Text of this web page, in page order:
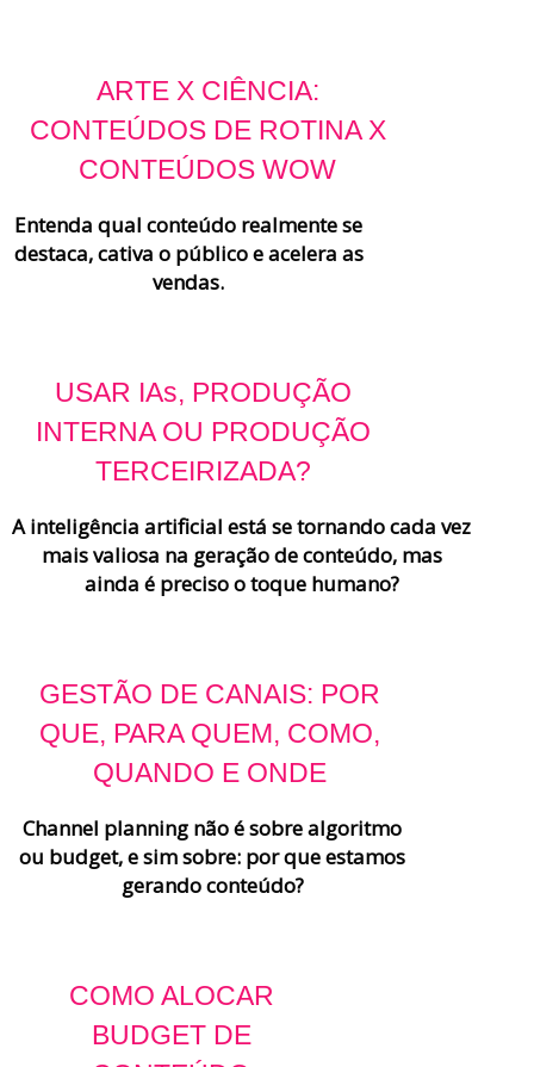
ARTE X CIÊNCIA:
CONTEÚDOS DE ROTINA X
CONTEÚDOS WOW
Entenda qual conteúdo realmente se
destaca, cativa o público e acelera as
vendas.
USAR IAs, PRODUÇÃO
INTERNA OU PRODUÇÃO
TERCEIRIZADA?
A inteligência artificial está se tornando cada vez
mais valiosa na geração de conteúdo, mas
ainda é preciso o toque humano?
GESTÃO DE CANAIS: POR
QUE, PARA QUEM, COMO,
QUANDO E ONDE
Channel planning não é sobre algoritmo
ou budget, e sim sobre: por que estamos
gerando conteúdo?
COMO ALOCAR
BUDGET DE